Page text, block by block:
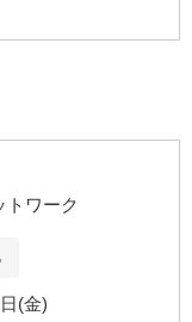
トワーク
(金)